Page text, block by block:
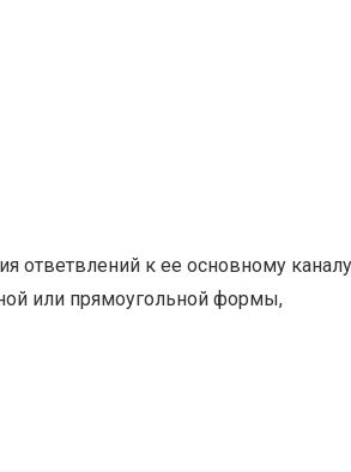
ответвлений к ее основному
или прямоугольной формы,